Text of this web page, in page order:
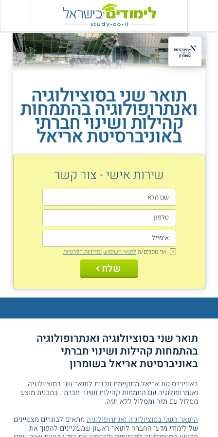
תואר שני בסוציולוגיה
ואנתרופולוגיה בהתמחות
קהילות ושינוי חברתי
באוניברסיטת אריאל
שירות אישי - צור קשר
אני מסכים/ה לתנאי השימוש ומדיניות הפרטיות
שלח
תואר שני בסוציולוגיה ואנתרופולוגיה
בהתמחות קהילות ושינוי חברתי
באוניברסיטת אריאל בשומרון
באוניברסיטת אריאל מתקיימת תכנית לתואר שני בסוציולוגיה
ואנתרופולוגיה עם התמחות קהילות ושינוי חברתי. בתכנית מוצע
מסלול עם תזה ומסלול ללא תזה.
התואר השני בסוציולוגיה ואנתרופולוגיה מתאים לבוגרים מצטיינים
של לימודי מדעי החברה לתואר ראשון שמעוניינים להפוך את